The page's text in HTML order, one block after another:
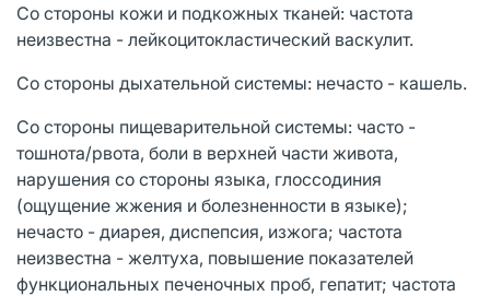
Со стороны кожи и подкожных тканей: частота
неизвестна - лейкоцитокластический васкулит.
Со стороны дыхательной системы: нечасто - кашель.
Со стороны пищеварительной системы: часто -
тошнота/рвота, боли в верхней части живота,
нарушения со стороны языка, глоссодиния
(ощущение жжения и болезненности в языке);
нечасто - диарея, диспепсия, изжога; частота
неизвестна - желтуха, повышение показателей
функциональных печеночных проб, гепатит; частота